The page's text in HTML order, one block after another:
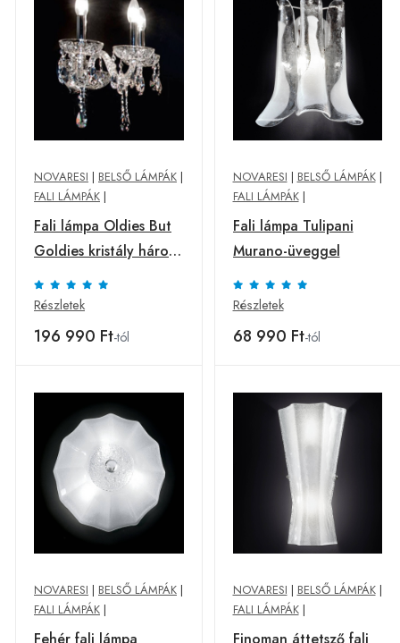
NOVARESI | BELSŐ LÁMPÁK |
FALI LÁMPÁK |
Fali lámpa Oldies But
Goldies kristály három
izzós
Részletek
196 990 Ft-tól
NOVARESI | BELSŐ LÁMPÁK|
FALI LÁMPÁK|
Fali lámpa Tulipani
Murano-üveggel
Részletek
68 990 Ft-tól
NOVARESI | BELSŐ LÁMPÁK |
FALI LÁMPÁK |
NOVARESI | BELSŐ LÁMPÁK|
FALI LÁMPÁK|